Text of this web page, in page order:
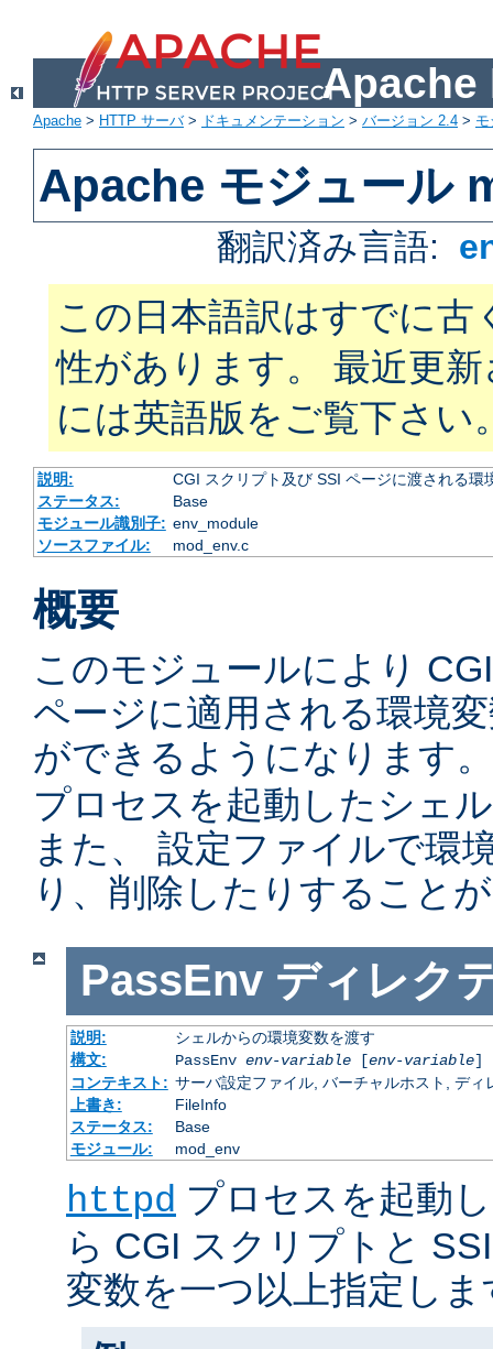
Apache
Apache > HTTP サーバ> ドキュメンテーション > バージョン 2.4 >
Apache モジュール
翻訳済み言語:
この日本語訳はすでに古
性があります。 最近更
には英語版をご覧下さい
説明:
CGI スクリプト及び SSI ページに渡される環
ステータス:
Base
モジュール識別子: env_module
ソースファイル:
mod_env.c
概要
このモジュールにより
ページに適用される環境
ができるようになります
プロセスを起動したシェ
また、 設定ファイルで環
り、削除したりすること
PassEnv ディレク
説明:
シェルからの環境変数を渡す
構文:
PassEnv env-variable[env-variable]
コンテキスト: サーバ設定ファイル, バーチャルホスト, ディ
上書き:
FileInfo
ステータス:
Base
モジュール:
mod_env
httpd プロセスを起動
ら CGI スクリプトと
変数を一つ以上指定しま